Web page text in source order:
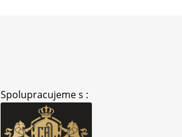
Spolupracujeme s :